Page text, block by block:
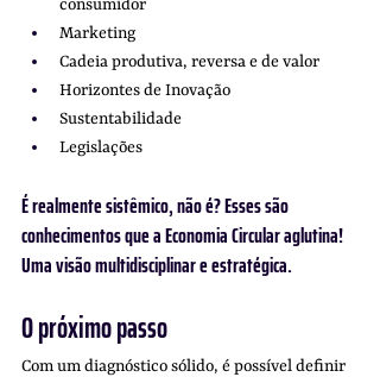
consumidor
Marketing
Cadeia produtiva, reversa e de valor
Horizontes de Inovação
Sustentabilidade
Legislações
É realmente sistêmico, não é? Esses são
conhecimentos que a Economia Circular aglutina!
Uma visão multidisciplinar e estratégica.
O próximo passo
Com um diagnóstico sólido, é possível definir